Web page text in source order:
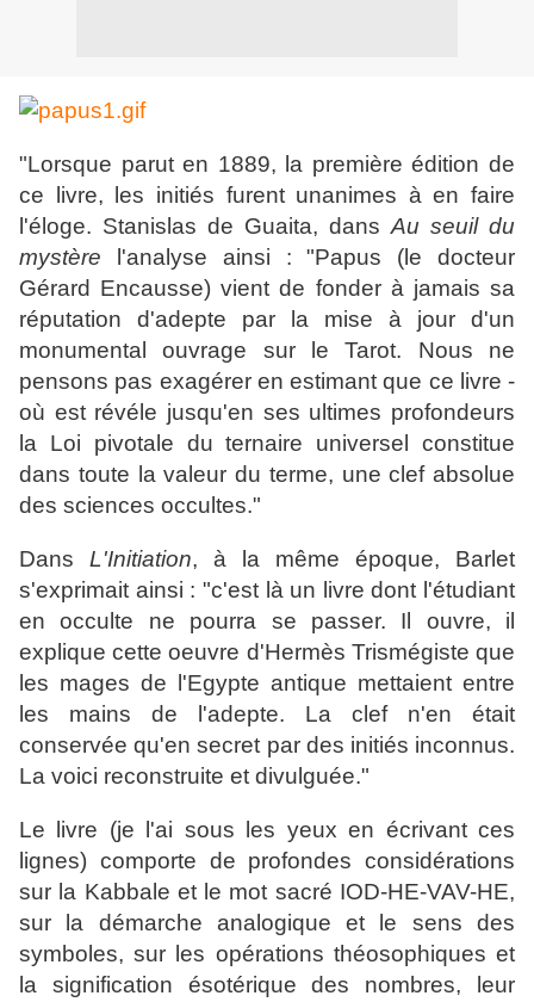
"Lorsque parut en 1889, la première édition de
ce livre, les initiés furent unanimes à en faire
l'éloge. Stanislas de Guaita, dans Au seuil du
mystère l'analyse ainsi : "Papus (le docteur
Gérard Encausse) vient de fonder à jamais sa
réputation d'adepte par la mise à jour d'un
monumental ouvrage sur le Tarot. Nous ne
pensons pas exagérer en estimant que ce livre -
où est révéle jusqu'en ses ultimes profondeurs
la Loi pivotale du ternaire universel constitue
dans toute la valeur du terme, une clef absolue
des sciences occultes."
Dans L'Initiation, à la même époque, Barlet
s'exprimait ainsi : "c'est là un livre dont l'étudiant
en occulte ne pourra se passer. Il ouvre, il
explique cette oeuvre d'Hermès Trismégiste que
les mages de l'Egypte antique mettaient entre
les mains de l'adepte. La clef n'en était
conservée qu'en secret par des initiés inconnus.
La voici reconstruite et divulguée."
Le livre (je l'ai sous les yeux en écrivant ces
lignes) comporte de profondes considérations
sur la Kabbale et le mot sacré IOD-HE-VAV-HE,
sur la démarche analogique et le sens des
symboles, sur les opérations théosophiques et
la signification ésotérique des nombres, leur